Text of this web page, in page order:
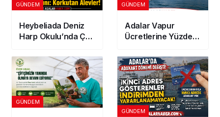
GÜNDEM
Heybeliada Deniz
Harp Okulu’nda Çatı
Alevler!
GÜNDEM
Adalar Vapur
Ücretlerine Yüzde
Güncel Tarife
Açıklandı
GÜNDEM
GÜNDEM